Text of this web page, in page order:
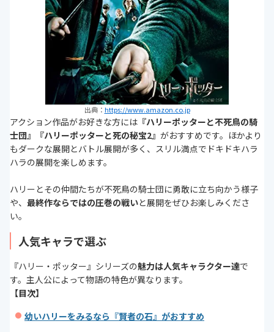
出典： https://www.amazon.co.jp
アクション作品がお好きな方には 『ハリーポッターと不死鳥の騎
士団』『ハリーポッターと死の秘宝2』 がおすすめです。ほかより
もダークな展開とバトル展開が多く、スリル満点でドキドキハラ
ハラの展開を楽しめます。
ハリーとその仲間たちが不死鳥の騎士団に勇敢に立ち向かう様子
や、 最終作ならではの圧巻の戦いと展開をぜひお楽しみくださ
い。
人気キャラで選ぶ
『ハリー・ポッター』シリーズの魅力は人気キャラクター達で
す。主人公によって物語の特色が異なります。
【目次】
幼いハリーをみるなら『賢者の石』がおすすめ